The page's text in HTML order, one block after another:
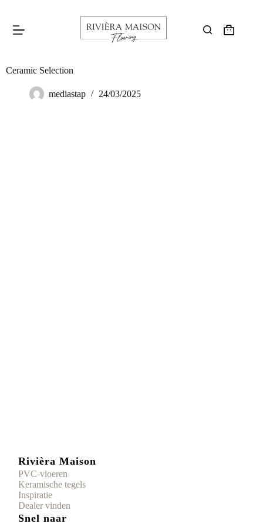
Ceramic Selection
mediastap 24/03/2025
Rivièra Maison
PVC-vloeren
Keramische tegels
Inspiratie
Dealer vinden
Snel naar